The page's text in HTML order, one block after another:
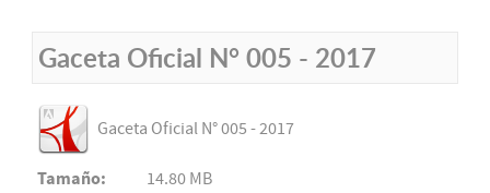
Gaceta Oficial N° 005 - 2017
Gaceta Oficial N° 005 - 2017
Tamaño:
14.80 MB